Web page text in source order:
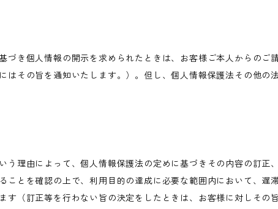
づき個人情報の開示を求められたときは、お客様ご本人からのご
はその旨を通知いたします。）。但し、個人情報保護法その他の
う理由によって、個人情報保護法の定めに基づきその内容の訂正
ことを確認の上で、利用目的の達成に必要な範囲内において、遅
す（訂正等を行わない旨の決定をしたときは、お客様に対しその